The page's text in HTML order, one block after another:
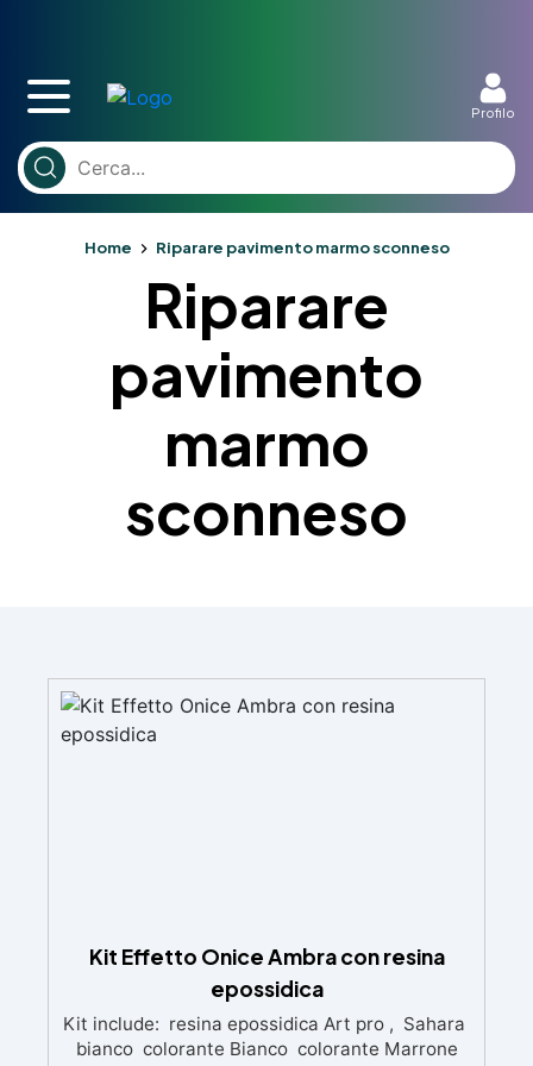
Profilo
Home Riparare pavimento marmo sconneso
Riparare
pavimento
marmo
sconneso
Kit Effetto Onice Ambra con resina
epossidica
Kit include: resina epossidica Art pro , Sahara
bianco colorante Bianco colorante Marrone